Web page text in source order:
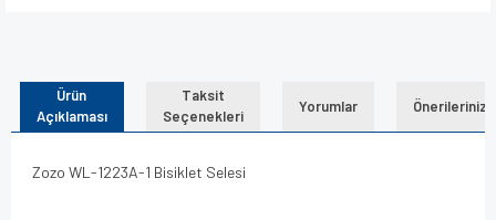
Ürün
Açıklaması
Taksit
Seçenekleri
Yorumlar Önerileriniz
Zozo WL-1223A-1 Bisiklet Selesi